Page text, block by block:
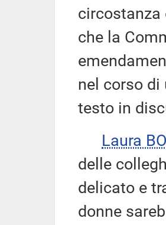
circostanza
che la
nel corso di
testo in
Laura
delle
delicato e
donne